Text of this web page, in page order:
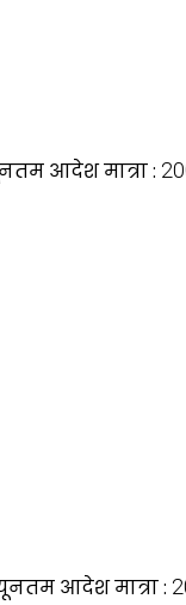
आदेश मात्रा :
आदेश मात्रा :